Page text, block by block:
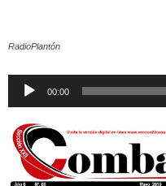
RadioPlantón
Reproductor
00:00